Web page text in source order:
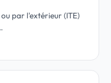
par l'extérieur (ITE)